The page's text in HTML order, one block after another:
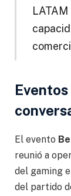
El evento
reunió a
del gaming
del partido